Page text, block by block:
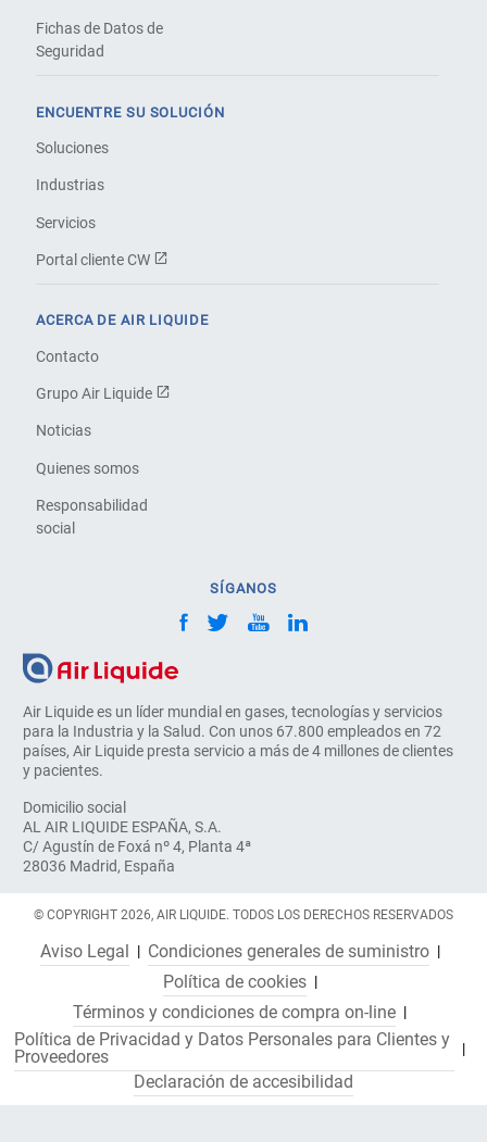
Air Liquide es un líder mundial en gases, tecnologías y servicios
para la Industria y la Salud. Con unos 67.800 empleados en 72
países, Air Liquide presta servicio a más de 4 millones de clientes
y pacientes.
Domicilio social
AL AIR LIQUIDE ESPAÑA, S.A.
C/ Agustín de Foxá nº 4, Planta 4ª
28036 Madrid, España
Fichas de Datos de
Seguridad
ENCUENTRE SU SOLUCIÓN
Soluciones
Industrias
Servicios
Portal cliente CW
ACERCA DE AIR LIQUIDE
Contacto
Grupo Air Liquide
Noticias
Quienes somos
Responsabilidad
social
SÍGANOS
© COPYRIGHT 2026, AIR LIQUIDE. TODOS LOS DERECHOS RESERVADOS
Aviso Legal
Condiciones generales de suministro
Política de cookies
Términos y condiciones de compra on-line
Política de Privacidad y Datos Personales para Clientes y
Proveedores
Declaración de accesibilidad